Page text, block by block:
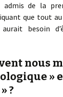
admis de la
que tout
besoin
nous
»
?